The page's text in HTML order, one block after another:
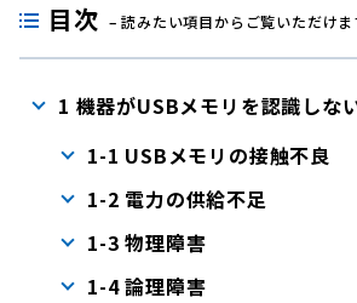
目次 – 読みたい項目からご覧いただけま
1 機器がUSBメモリを認識しな
1-1 USBメモリの接触不良
1-2 電力の供給不足
1-3 物理障害
1-4 論理障害